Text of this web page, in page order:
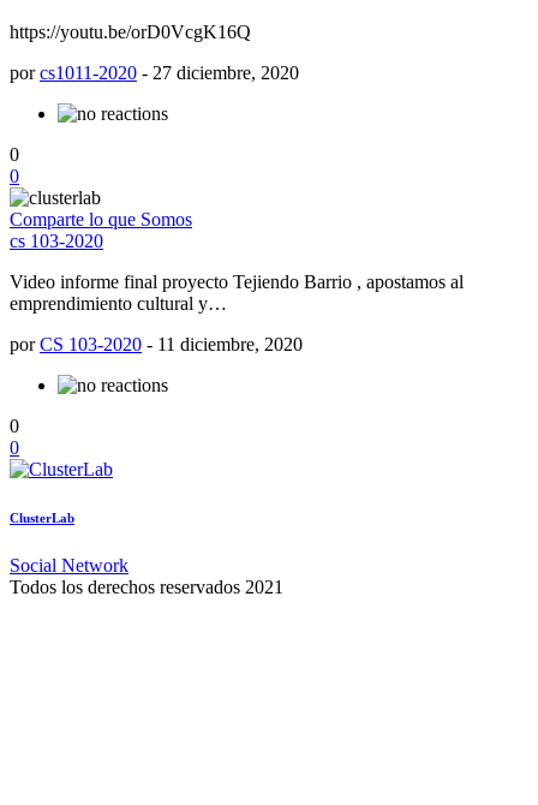
https://youtu.be/orD0VcgK16Q
porcs1011-2020 - 27 diciembre, 2020
0
0
Comparte lo que Somos
cs 103-2020
Video informe final proyecto Tejiendo Barrio , apostamos al
emprendimiento cultural y…
porCS 103-2020 - 11 diciembre, 2020
0
0
ClusterLab
Social Network
Todos los derechos reservados 2021